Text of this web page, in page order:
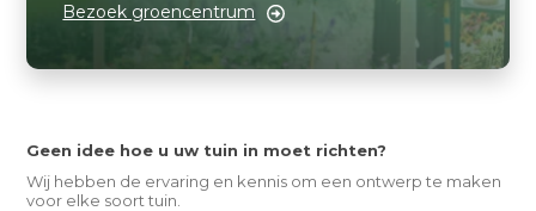
Bezoek groencentrum
Geen idee hoe u uw tuin in moet richten?
Wij hebben de ervaring en kennis om een ontwerp te maken
voor elke soort tuin.